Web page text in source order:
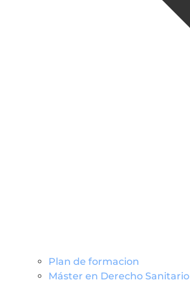
Plan de formacion
Máster en Derecho Sanitario